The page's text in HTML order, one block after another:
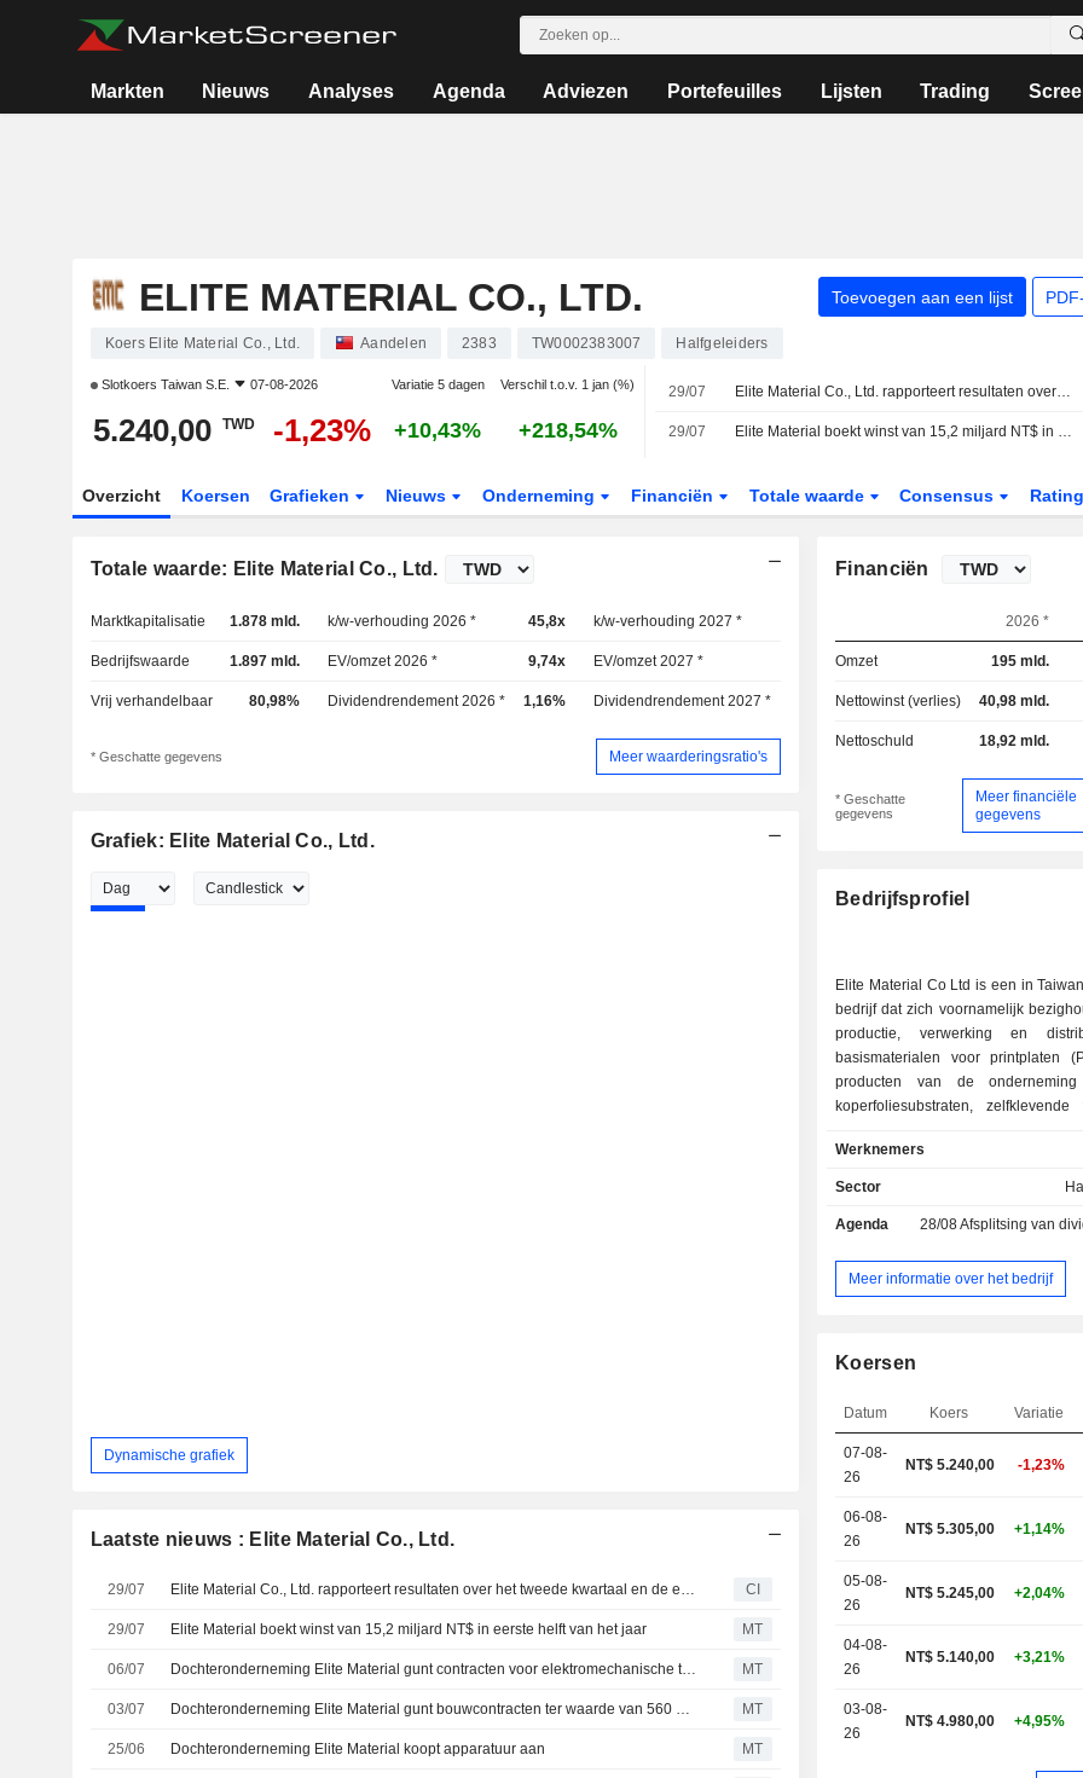
Markten Nieuws Analyses Agenda Adviezen Portefeuilles Lijsten Trading
ELITE MATERIAL CO., LTD. Toevoegen aan een lijst
Koers Elite Material Co., Ltd. Aandelen 2383 TW0002383007 Halfgeleiders
Slotkoers Taiwan S.E. 07-08-2026 Variatie 5 dagen Verschil t.o.v. 1 jan (%)
5.240,00 TWD -1,23% +10,43% +218,54%
29/07 Elite Material Co., Ltd. rapporteert resultaten over het tweede kwartaal en de eerste zes maanden eindigend op 30 juni 2026
29/07 Elite Material boekt winst van 15,2 miljard NT$ in eerste helft van het jaar
Overzicht Koersen Grafieken Nieuws Onderneming Financiën Totale waarde Consensus
Totale waarde: Elite Material Co., Ltd.
Marktkapitalisatie 1.878 mld. k/w-verhouding 2026 * 45,8x k/w-verhouding 2027 *
Bedrijfswaarde 1.897 mld. EV/omzet 2026 * 9,74x EV/omzet 2027 *
Vrij verhandelbaar 80,98% Dividendrendement 2026 * 1,16% Dividendrendement 2027 *
* Geschatte gegevens Meer waarderingsratio's
Grafiek: Elite Material Co., Ltd.
Dynamische grafiek
Laatste nieuws : Elite Material Co., Ltd.
29/07 Elite Material Co., Ltd. rapporteert resultaten over het tweede kwartaal en de eerste zes maanden eindigend op 30 juni 2026 CI
29/07 Elite Material boekt winst van 15,2 miljard NT$ in eerste helft van het jaar MT
06/07 Dochteronderneming Elite Material gunt contracten voor elektromechanische techniek ter waarde van 628 miljoen TWD MT
03/07 Dochteronderneming Elite Material gunt bouwcontracten ter waarde van 560 miljoen TWD MT
25/06 Dochteronderneming Elite Material koopt apparatuur aan MT
Financiën
2026 *
Omzet 195 mld.
Nettowinst (verlies) 40,98 mld.
Nettoschuld 18,92 mld.
* Geschatte
gegevens
Meer financiële
gegevens
Bedrijfsprofiel
Elite Material Co Ltd is een in
bedrijf dat zich voornamelijk
productie, verwerking en
basismaterialen voor printplaten
producten van de onderneming
koperfoliesubstraten,
bedrijf worden toegepast bij de
van dubbelzijdige en meerlaagse
in Taiwan, China en Zuid-Korea.
Werknemers
Sector
Agenda 28/08Afsplitsing van
Meer informatie over het bedrijf
Koersen
Datum Koers Variatie
07-08-
26
NT$ 5.240,00 -1,23%
06-08-
26
NT$ 5.305,00 +1,14%
05-08-
26
NT$ 5.245,00 +2,04%
04-08-
26
NT$ 5.140,00 +3,21%
03-08-
26
NT$ 4.980,00 +4,95%